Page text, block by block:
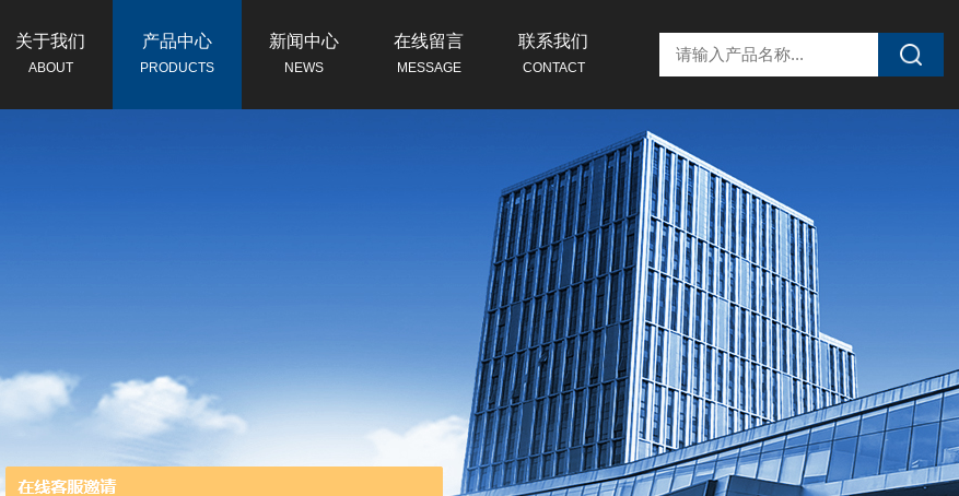
关于我们
ABOUT
产品中心
PRODUCTS
新闻中心
NEWS
在线留言
MESSAGE
联系我们
CONTACT